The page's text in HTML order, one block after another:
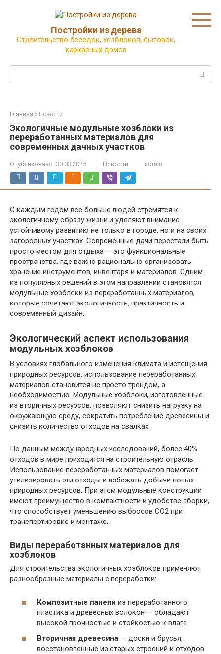
Постройки из дерева
Строительство беседок, хозблоков, бытовок,
каркасных домов
Главная » Новости
Экологичные модульные хозблоки из
переработанных материалов для
современных дачных участков
Опубликовано: 30.03.2025 Новости admin
С каждым годом всё больше людей стремятся к
экологичному образу жизни и уделяют внимание
устойчивому развитию не только в городе, но и на своих
загородных участках. Современные дачи перестали быть
просто местом для отдыха — это функциональные
пространства, где важно рационально организовать
хранение инструментов, инвентаря и материалов. Одним
из популярных решений в этом направлении становятся
модульные хозблоки из переработанных материалов,
которые сочетают экологичность, практичность и
современный дизайн.
Экологический аспект использования
модульных хозблоков
В условиях глобального изменения климата и истощения
природных ресурсов, использование переработанных
материалов становится не просто трендом, а
необходимостью. Модульные хозблоки, изготовленные
из вторичных ресурсов, позволяют снизить нагрузку на
окружающую среду, сократить потребление древесины и
снизить количество отходов на свалках.
По данным международных исследований, более 40%
отходов в мире приходится на строительную отрасль.
Использование переработанных материалов помогает
утилизировать эти отходы и избежать добычи новых
природных ресурсов. При этом модульные конструкции
имеют преимущество в компактности и удобстве сборки,
что способствует уменьшению выбросов СО2 при
транспортировке и монтаже.
Виды переработанных материалов для
хозблоков
Для строительства экологичных хозблоков применяют
разнообразные материалы с переработки:
Композитные панели из переработанного
пластика и древесных волокон — обладают
высокой прочностью и стойкостью к влаге.
Вторичная древесина — доски и брусья,
восстановленные из старых строений и отходов